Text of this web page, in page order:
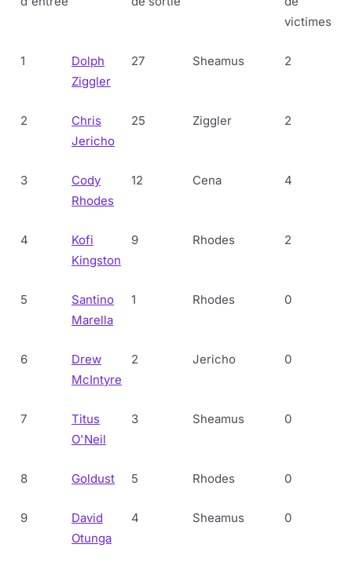
victimes
1
Dolph
Ziggler
27 Sheamus 2
2
Chris
Jericho
25 Ziggler 2
3
Cody
Rhodes
12 Cena 4
4
Kofi
Kingston
9 Rhodes 2
5
Santino
Marella
1 Rhodes 0
6
Drew
McIntyre
2 Jericho 0
7
Titus
O'Neil
3 Sheamus 0
8 Goldust 5 Rhodes 0
9
David
Otunga
4 Sheamus 0